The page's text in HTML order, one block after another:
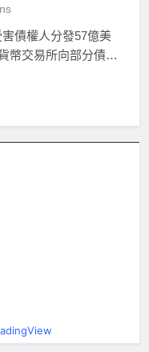
債權人分發57億美
幣交易所向部分債…